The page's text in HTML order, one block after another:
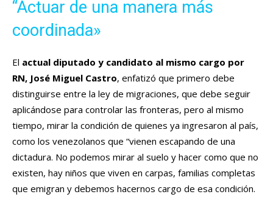
“Actuar de una manera más
coordinada»
El actual diputado y candidato al mismo cargo por
RN, José Miguel Castro, enfatizó que primero debe
distinguirse entre la ley de migraciones, que debe seguir
aplicándose para controlar las fronteras, pero al mismo
tiempo, mirar la condición de quienes ya ingresaron al país,
como los venezolanos que “vienen escapando de una
dictadura. No podemos mirar al suelo y hacer como que no
existen, hay niños que viven en carpas, familias completas
que emigran y debemos hacernos cargo de esa condición.